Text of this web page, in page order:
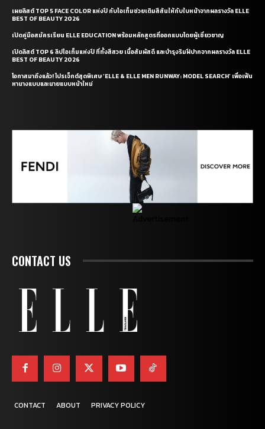
เผยลิสต์ TOP 5 FACE COLOR แห่งปี กับไอเท็มช่วยเติมสีสันให้กับใบหน้าจากผลรางวัล ELLE
BEST OF BEAUTY 2026
เปิดคู่มือสมัครเรียน ELLE EDUCATION พร้อมหลักสูตรที่ออกแบบโดยผู้เชี่ยวชาญ
เปิดลิสต์ TOP 6 ลิปไอเท็มแห่งปี ที่ทั้งสีสวย เนื้อสัมผัสดี และบำรุงริมฝีปากจากผลรางวัล ELLE
BEST OF BEAUTY 2026
โอกาสมาถึงแล้ว! โปรเจ็กต์สุดพิเศษ ‘ELLE & ELLE MEN RUNWAY: MODEL SEARCH’ เพื่อเฟ้น
หานางแบบและนายแบบหน้าใหม่
CONTACT US
CONTACT ABOUT PRIVACY POLICY